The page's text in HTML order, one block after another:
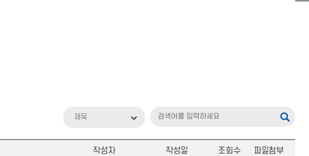
제목
작성자 작성일 조회수 파일첨부